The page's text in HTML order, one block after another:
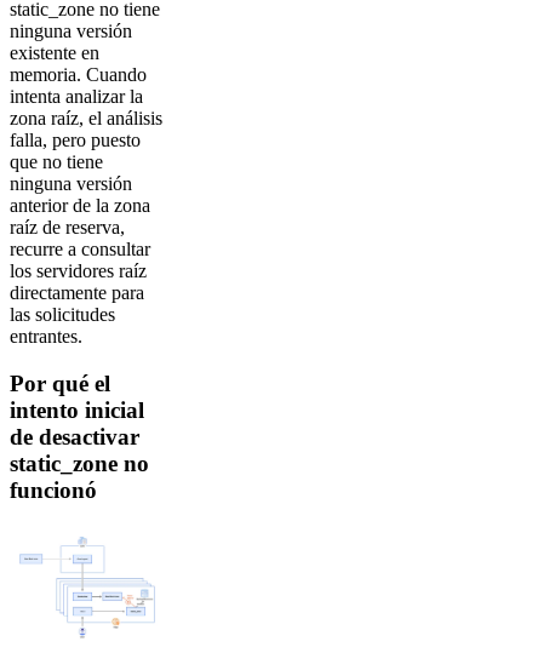
static_zone no tiene
ninguna versión
existente en
memoria. Cuando
intenta analizar la
zona raíz, el análisis
falla, pero puesto
que no tiene
ninguna versión
anterior de la zona
raíz de reserva,
recurre a consultar
los servidores raíz
directamente para
las solicitudes
entrantes.
Por qué el
intento inicial
de desactivar
static_zone no
funcionó